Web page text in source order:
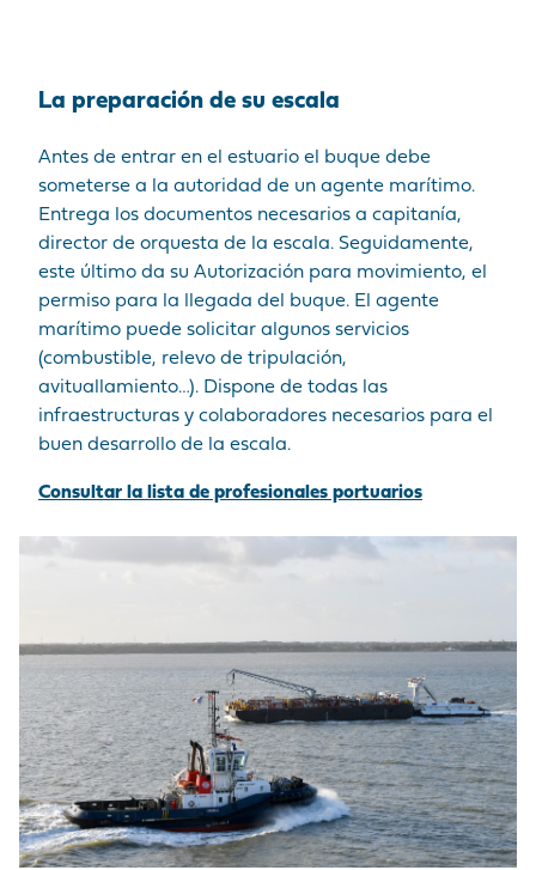
La preparación de su escala
Antes de entrar en el estuario el buque debe
someterse a la autoridad de un agente marítimo.
Entrega los documentos necesarios a capitanía,
director de orquesta de la escala. Seguidamente,
este último da su Autorización para movimiento, el
permiso para la llegada del buque. El agente
marítimo puede solicitar algunos servicios
(combustible, relevo de tripulación,
avituallamiento…). Dispone de todas las
infraestructuras y colaboradores necesarios para el
buen desarrollo de la escala.
Consultar la lista de profesionales portuarios